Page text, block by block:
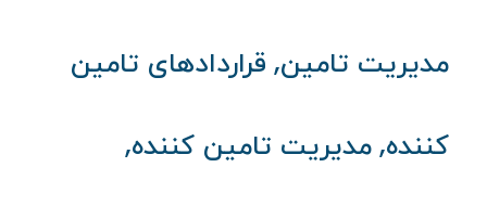
مدیریت تامین, قراردادهای تامین
کننده, مدیریت تامین کننده,